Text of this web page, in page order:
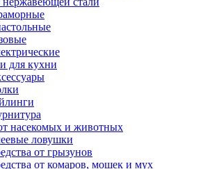
для кухни
насекомых и животных
ловушки
от грызунов
от комаров, мошек и мух